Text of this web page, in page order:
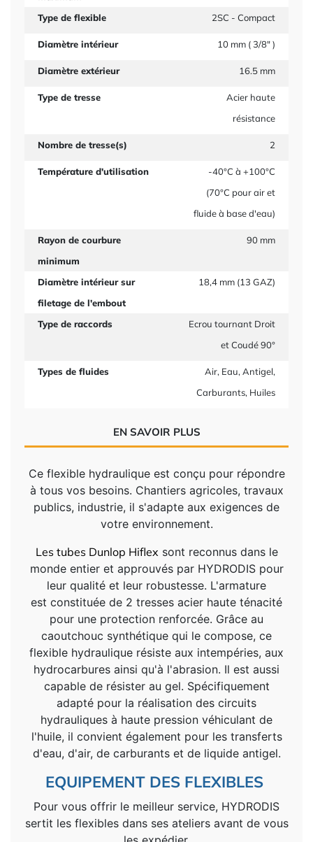
Type de flexible 2SC - Compact
Diamètre intérieur 10 mm ( 3/8" )
Diamètre extérieur 16.5 mm
Type de tresse
Acier haute
résistance
Nombre de tresse(s) 2
Température d'utilisation
-40°C à +100°C
(70°C pour air et
fluide à base d'eau)
Rayon de courbure
minimum
90 mm
Diamètre intérieur sur
filetage de l'embout
18,4 mm (13 GAZ)
Type de raccords
Ecrou tournant Droit
et Coudé 90°
Types de fluides
Air, Eau, Antigel,
Carburants, Huiles
EN SAVOIR PLUS
Ce flexible hydraulique est conçu pour répondre
à tous vos besoins. Chantiers agricoles, travaux
publics, industrie, il s'adapte aux exigences de
votre environnement.
Les tubes Dunlop Hiflex sont reconnus dans le
monde entier et approuvés par HYDRODIS pour
leur qualité et leur robustesse. L'armature
est constituée de 2 tresses acier haute ténacité
pour une protection renforcée. Grâce au
caoutchouc synthétique qui le compose, ce
flexible hydraulique résiste aux intempéries, aux
hydrocarbures ainsi qu'à l'abrasion. Il est aussi
capable de résister au gel. Spécifiquement
adapté pour la réalisation des circuits
hydrauliques à haute pression véhiculant de
l'huile, il convient également pour les transferts
d'eau, d'air, de carburants et de liquide antigel.
EQUIPEMENT DES FLEXIBLES
Pour vous offrir le meilleur service, HYDRODIS
sertit les flexibles dans ses ateliers avant de vous